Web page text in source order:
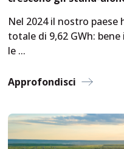
Nel 2024 il nostro
totale di 9,62 GWh:
le ...
Approfondisci